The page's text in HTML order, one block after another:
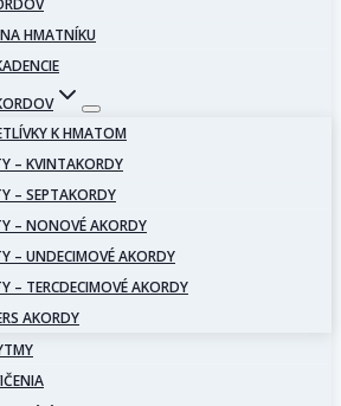
HMATNÍKU
K HMATOM
– KVINTAKORDY
– SEPTAKORDY
– NONOVÉ AKORDY
– UNDECIMOVÉ AKORDY
– TERCDECIMOVÉ AKORDY
AKORDY